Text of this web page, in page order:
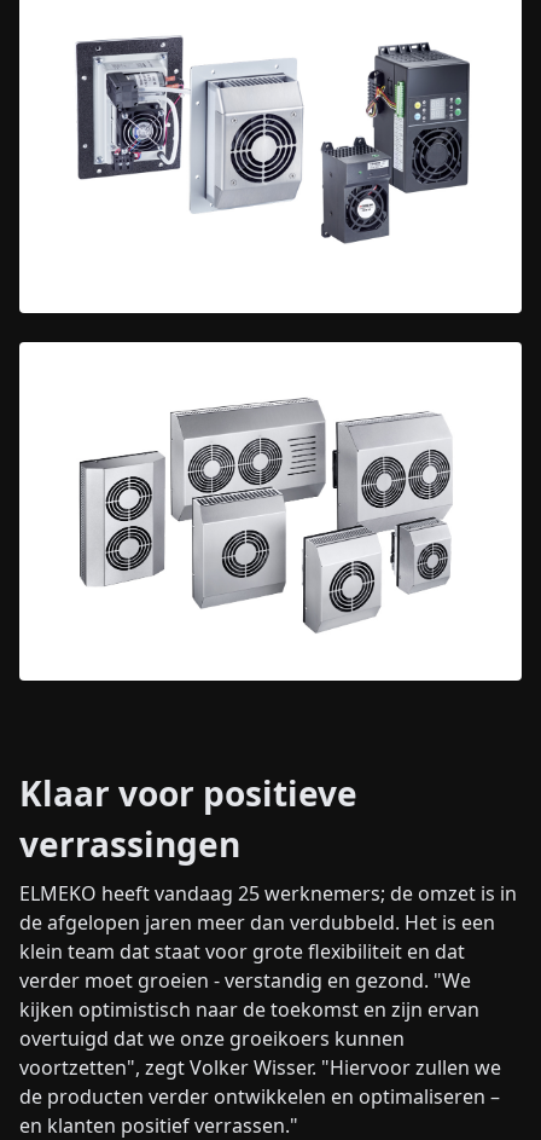
Klaar voor positieve
verrassingen
ELMEKO heeft vandaag 25 werknemers; de omzet is in
de afgelopen jaren meer dan verdubbeld. Het is een
klein team dat staat voor grote flexibiliteit en dat
verder moet groeien - verstandig en gezond. "We
kijken optimistisch naar de toekomst en zijn ervan
overtuigd dat we onze groeikoers kunnen
voortzetten", zegt Volker Wisser. "Hiervoor zullen we
de producten verder ontwikkelen en optimaliseren –
en klanten positief verrassen."